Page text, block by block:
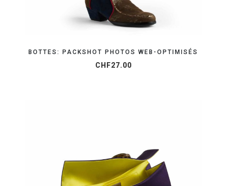
BOTTES: PACKSHOT PHOTOS WEB-OPTIMISÉS
CHF27.00